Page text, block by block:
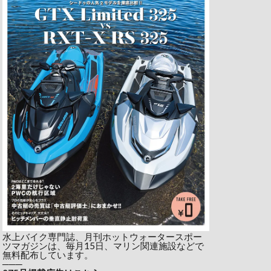
水上バイク専門誌、月刊ホットウォータースポー
ツマガジンは、毎月15日、マリン関連施設などで
無料配布しています。
───